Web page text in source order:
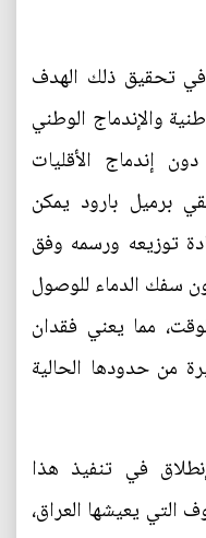
في تحقيق ذلك الهدف
والإندماج الوطني
إندماج الأقليات
برميل بارود يمكن
توزيعه ورسمه وفق
سفك الدماء للوصول
مما يعني فقدان
من حدودها الحالية
في تنفيذ هذا
التي يعيشها العراق،